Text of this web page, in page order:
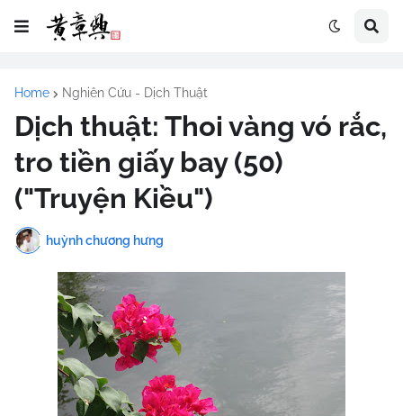
Home Nghiên Cứu - Dịch Thuật
Dịch thuật: Thoi vàng vó rắc,
tro tiền giấy bay (50)
("Truyện Kiều")
huỳnh chương hưng